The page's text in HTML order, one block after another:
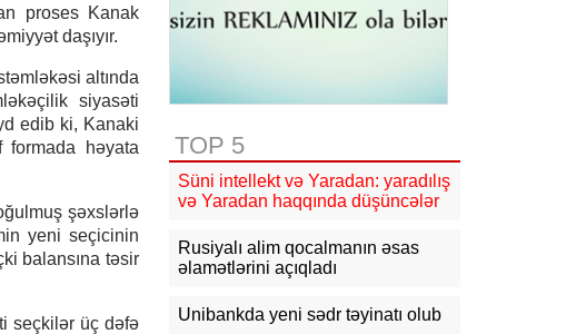
proses Kanak
daşıyır.
altında
siyasəti
edib ki, Kanaki
formada həyata
şəxslərlə
yeni seçicinin
balansına təsir
seçkilər üç dəfə
11:33 Türkiyəli ekspert: İlham
Əliyevin rəhbərliyi ilə tarixi dönüş
buğda, 10 vaqon daş kömür
göndərilib
10:54 KİV: Ukrayna Qazaxıstan
neftini daşıyan tankerləri hədəfə
10:44 CNN: ABŞ Baş Qərargah rəisi
TOP 5
Süni intellekt və Yaradan: yaradılış
və Yaradan haqqında düşüncələr
Rusiyalı alim qocalmanın əsas
əlamətlərini açıqladı
Unibankda yeni sədr təyinatı olub